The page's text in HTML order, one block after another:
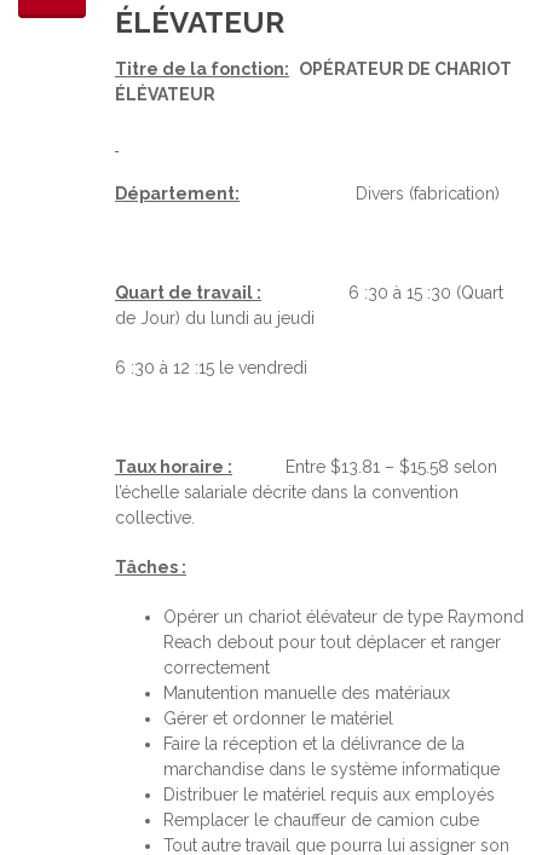
ÉLÉVATEUR
Titre de la fonction:
OPÉRATEUR DE CHARIOT
ÉLÉVATEUR
Département: Divers (fabrication)
Quart de travail : 6 :30 à 15 :30 (Quart
de Jour) du lundi au jeudi
6 :30 à 12 :15 le vendredi
Taux horaire : Entre $13.81 – $15.58 selon
l’échelle salariale décrite dans la convention
collective.
Tâches :
Opérer un chariot élévateur de type Raymond
Reach debout pour tout déplacer et ranger
correctement
Manutention manuelle des matériaux
Gérer et ordonner le matériel
Faire la réception et la délivrance de la
marchandise dans le système informatique
Distribuer le matériel requis aux employés
Remplacer le chauffeur de camion cube
Tout autre travail que pourra lui assigner son